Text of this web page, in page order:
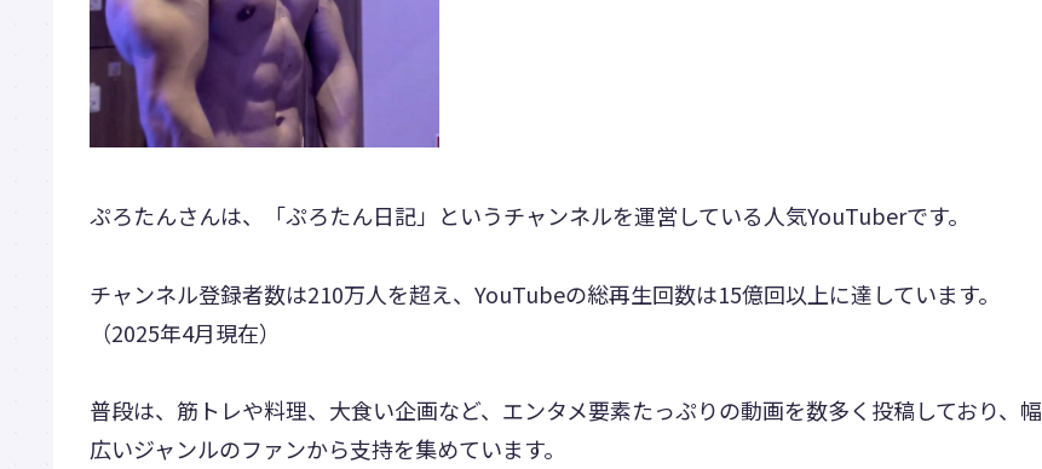
ぷろたんさんは、「ぷろたん日記」というチャンネルを運営している人気YouTuberです。
チャンネル登録者数は210万人を超え、YouTubeの総再生回数は15億回以上に達しています。
（2025年4月現在）
普段は、筋トレや料理、大食い企画など、エンタメ要素たっぷりの動画を数多く投稿しており、幅
広いジャンルのファンから支持を集めています。